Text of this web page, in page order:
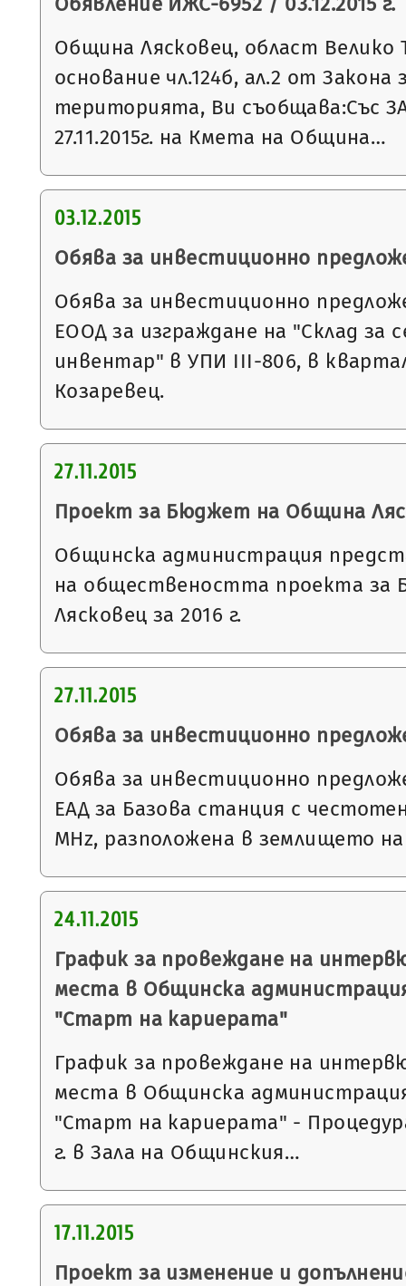
Община Лясковец, област Велико
основание чл.124б, ал.2 от
територията, Ви съобщава:Със
27.11.2015г. на Кмета на Община…
03.12.2015
Обява за инвестиционно
Обява за инвестиционно
ЕООД за изграждане на "Склад за
инвентар" в УПИ III-806, в
Козаревец.
27.11.2015
Проект за Бюджет на Община
Общинска администрация
на обществеността проекта
Лясковец за 2016 г.
27.11.2015
Обява за инвестиционно
Обява за инвестиционно
ЕАД за Базова станция с
MHz, разположена в землището
24.11.2015
График за провеждане на
места в Общинска
"Старт на кариерата"
График за провеждане на
места в Общинска
"Старт на кариерата" - Процедура
г. в Зала на Общинския…
17.11.2015
Проект за изменение и